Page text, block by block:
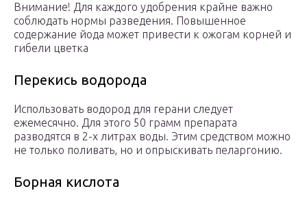
Внимание! Для каждого удобрения крайне важно
соблюдать нормы разведения. Повышенное
содержание йода может привести к ожогам корней и
гибели цветка
Перекись водорода
Использовать водород для герани следует
ежемесячно. Для этого 50 грамм препарата
разводятся в 2-х литрах воды. Этим средством можно
не только поливать, но и опрыскивать пеларгонию.
Борная кислота